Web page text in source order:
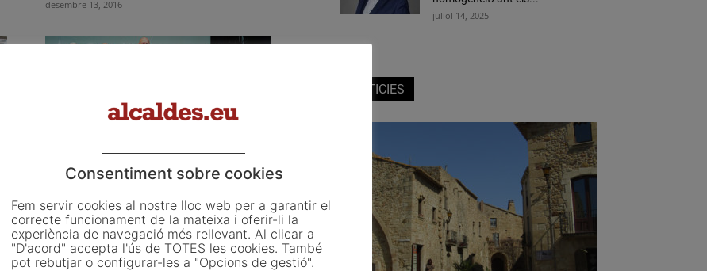
desembre 13, 2016
La Ràpita homenatja docents i
alumnes en la II Nit de...
octubre 11, 2016
juliol 14, 2025
NOTICIES
Consentiment sobre cookies
Fem servir cookies al nostre lloc web per a garantir el
correcte funcionament de la mateixa i oferir-li la
experiència de navegació més rellevant. Al clicar a
"D'acord" accepta l'ús de TOTES les cookies. També
pot rebutjar o configurar-les a "Opcions de gestió".